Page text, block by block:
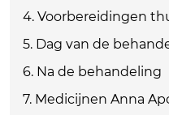
4. Voorbereidingen
5. Dag van de
6. Na de behandeling
7. Medicijnen Anna